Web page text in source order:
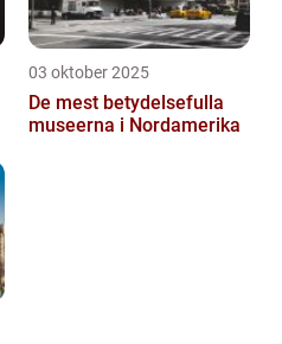
03 oktober 2025
De mest betydelsefulla
museerna i Nordamerika